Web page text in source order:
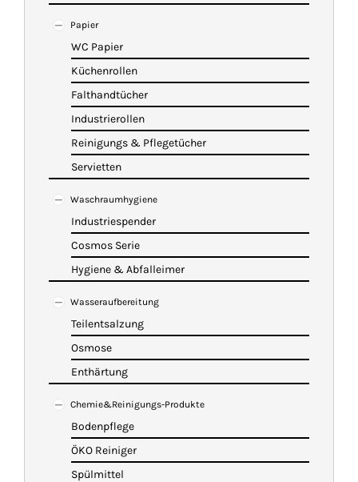
WARENKORB
Papier
WC Papier
Küchenrollen
Falthandtücher
Industrierollen
Reinigungs & Pflegetücher
Servietten
Waschraumhygiene
Industriespender
Cosmos Serie
Hygiene & Abfalleimer
Wasseraufbereitung
Teilentsalzung
Osmose
Enthärtung
Chemie&Reinigungs-Produkte
Bodenpflege
ÖKO Reiniger
Spülmittel